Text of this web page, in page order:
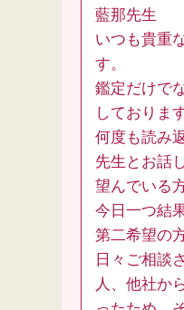
藍那先生
いつも貴重
す。
鑑定だけで
しております
何度も読み
先生とお話
望んでいる
今日一つ結
第二希望の
日々ご相談
人、他社か